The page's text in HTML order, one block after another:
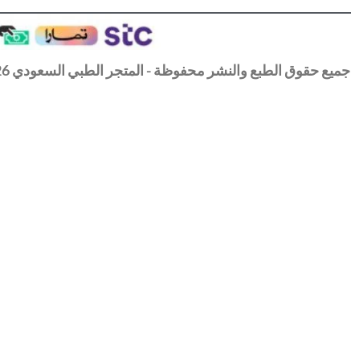
جميع حقوق الطبع والنشر محفوظة - المتجر الطبي السعودي 2026©